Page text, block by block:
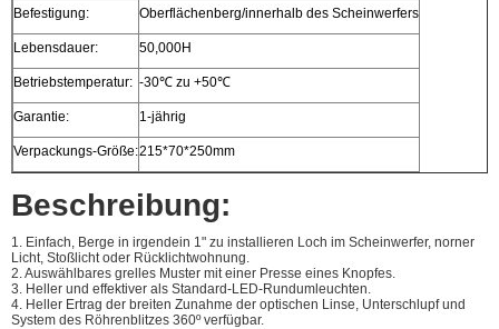
Befestigung: Oberflächenberg/innerhalb des Scheinwerfers
Lebensdauer: 50,000H
Betriebstemperatur: -30℃ zu +50℃
Garantie: 1-jährig
Verpackungs-Größe:215*70*250mm
Beschreibung:
1. Einfach, Berge in irgendein 1" zu installieren Loch im Scheinwerfer, norner
Licht, Stoßlicht oder Rücklichtwohnung.
2. Auswählbares grelles Muster mit einer Presse eines Knopfes.
3. Heller und effektiver als Standard-LED-Rundumleuchten.
4. Heller Ertrag der breiten Zunahme der optischen Linse, Unterschlupf und
System des Röhrenblitzes 360º verfügbar.